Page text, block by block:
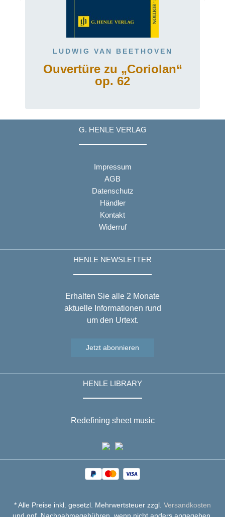
LUDWIG VAN BEETHOVEN
Ouvertüre zu „Coriolan“
op. 62
G. HENLE VERLAG
Impressum
AGB
Datenschutz
Händler
Kontakt
Widerruf
HENLE NEWSLETTER
Erhalten Sie alle 2 Monate
aktuelle Informationen rund
um den Urtext.
Jetzt abonnieren
HENLE LIBRARY
Redefining sheet music
* Alle Preise inkl. gesetzl. Mehrwertsteuer zzgl. Versandkosten